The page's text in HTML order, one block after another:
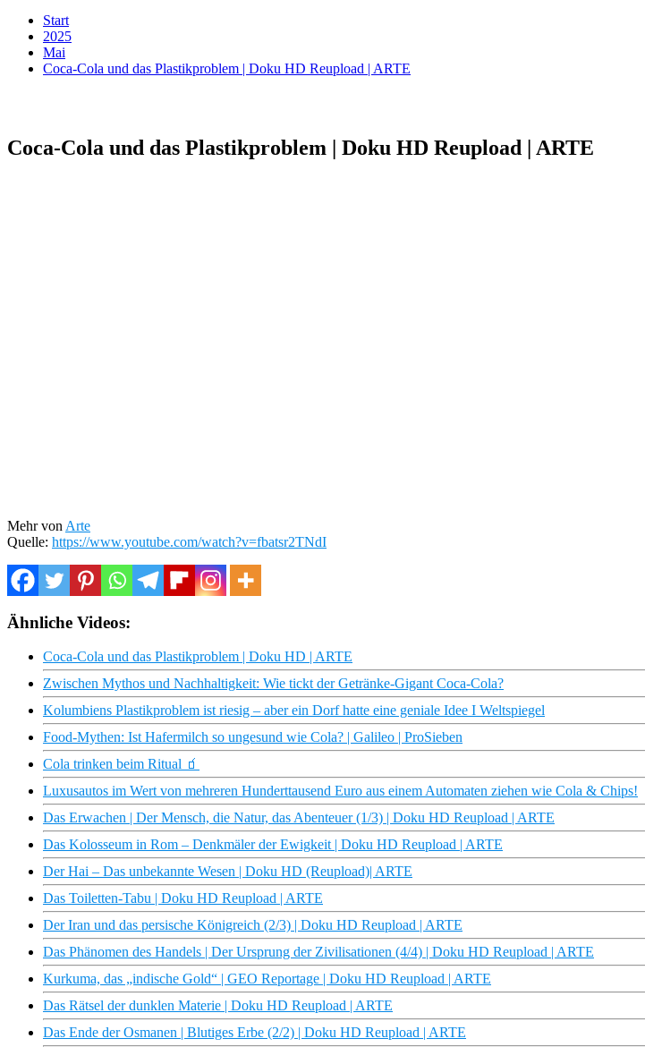
Start
2025
Mai
Coca-Cola und das Plastikproblem | Doku HD Reupload | ARTE
Coca-Cola und das Plastikproblem | Doku HD Reupload | ARTE
Mehr von Arte
Quelle: https://www.youtube.com/watch?v=fbatsr2TNdI
Ähnliche Videos:
Coca-Cola und das Plastikproblem | Doku HD | ARTE
Zwischen Mythos und Nachhaltigkeit: Wie tickt der Getränke-Gigant Coca-Cola?
Kolumbiens Plastikproblem ist riesig – aber ein Dorf hatte eine geniale Idee I Weltspiegel
Food-Mythen: Ist Hafermilch so ungesund wie Cola? | Galileo | ProSieben
Cola trinken beim Ritual 🧃
Luxusautos im Wert von mehreren Hunderttausend Euro aus einem Automaten ziehen wie Cola & Chips!
Das Erwachen | Der Mensch, die Natur, das Abenteuer (1/3) | Doku HD Reupload | ARTE
Das Kolosseum in Rom – Denkmäler der Ewigkeit | Doku HD Reupload | ARTE
Der Hai – Das unbekannte Wesen | Doku HD (Reupload)| ARTE
Das Toiletten-Tabu | Doku HD Reupload | ARTE
Der Iran und das persische Königreich (2/3) | Doku HD Reupload | ARTE
Das Phänomen des Handels | Der Ursprung der Zivilisationen (4/4) | Doku HD Reupload | ARTE
Kurkuma, das „indische Gold“ | GEO Reportage | Doku HD Reupload | ARTE
Das Rätsel der dunklen Materie | Doku HD Reupload | ARTE
Das Ende der Osmanen | Blutiges Erbe (2/2) | Doku HD Reupload | ARTE